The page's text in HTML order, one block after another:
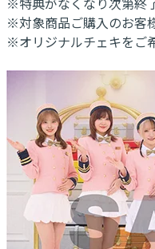
※対象商品ご購入のお客
※オリジナルチェキをご